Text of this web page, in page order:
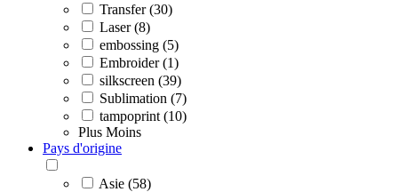
Transfer (30)
Laser (8)
embossing (5)
Embroider (1)
silkscreen (39)
Sublimation (7)
tampoprint (10)
Plus Moins
Pays d'origine
Asie (58)